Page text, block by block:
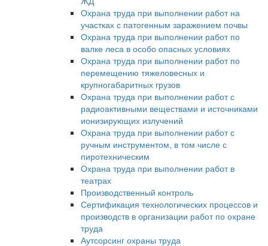
Охрана труда при выполнении работ на
участках с патогенным заражением почвы
Охрана труда при выполнении работ по
валке леса в особо опасных условиях
Охрана труда при выполнении работ по
перемещению тяжеловесных и
крупногабаритных грузов
Охрана труда при выполнении работ с
радиоактивными веществами и источниками
ионизирующих излучений
Охрана труда при выполнении работ с
ручным инструментом, в том числе с
пиротехническим
Охрана труда при выполнении работ в
театрах
Производственный контроль
Сертификация технологических процессов и
производств в организации работ по охране
труда
Аутсорсинг охраны труда